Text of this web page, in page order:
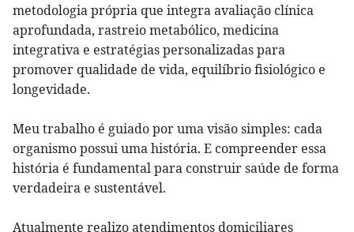
metodologia própria que integra avaliação clínica
aprofundada, rastreio metabólico, medicina
integrativa e estratégias personalizadas para
promover qualidade de vida, equilíbrio fisiológico e
longevidade.
Meu trabalho é guiado por uma visão simples: cada
organismo possui uma história. E compreender essa
história é fundamental para construir saúde de forma
verdadeira e sustentável.
Atualmente realizo atendimentos domiciliares